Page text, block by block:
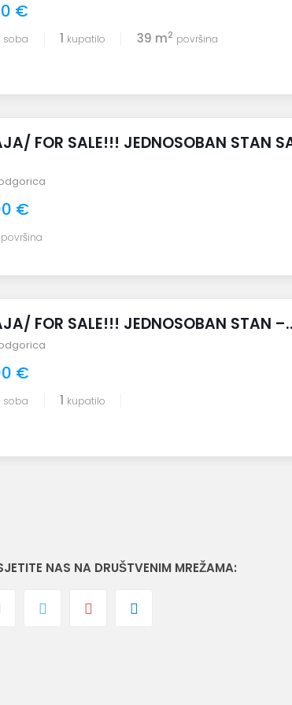
€
soba 1 kupatilo 39 m2 površina
FOR SALE!!! JEDNOSOBAN STAN
€
površina
FOR SALE!!! JEDNOSOBAN STAN
€
soba 1 kupatilo
NAS NA DRUŠTVENIM MREŽAMA: